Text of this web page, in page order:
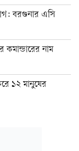
বরগুনার এসি
কমান্ডারের নাম
১২ মানুষের